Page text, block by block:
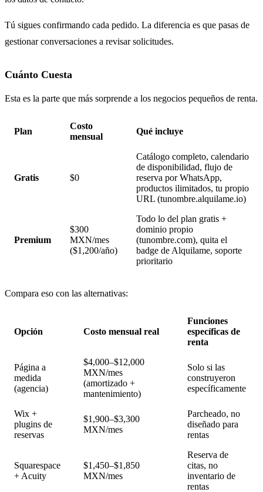
Tú sigues confirmando cada pedido. La diferencia es que pasas de
gestionar conversaciones a revisar solicitudes.
Cuánto Cuesta
Esta es la parte que más sorprende a los negocios pequeños de renta.
Plan
Costo
mensual
Qué incluye
Gratis $0
Catálogo completo, calendario
de disponibilidad, flujo de
reserva por WhatsApp,
productos ilimitados, tu propio
URL (tunombre.alquilame.io)
Premium
$300
MXN/mes
($1,200/año)
Todo lo del plan gratis +
dominio propio
(tunombre.com), quita el
badge de Alquilame, soporte
prioritario
Compara eso con las alternativas:
Opción Costo mensual real
Funciones
específicas de
renta
Página a
medida
(agencia)
$4,000–$12,000
MXN/mes
(amortizado +
mantenimiento)
Solo si las
construyeron
específicamente
Wix +
plugins de
reservas
$1,900–$3,300
MXN/mes
Parcheado, no
diseñado para
rentas
Squarespace
+ Acuity
$1,450–$1,850
MXN/mes
Reserva de
citas, no
inventario de
rentas